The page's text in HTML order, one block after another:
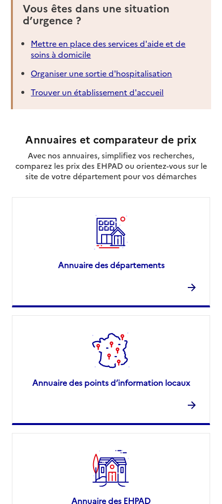
Vous êtes dans une situation
d’urgence ?
Mettre en place des services d'aide et de
soins à domicile
Organiser une sortie d'hospitalisation
Trouver un établissement d'accueil
Annuaires et comparateur de prix
Avec nos annuaires, simplifiez vos recherches,
comparez les prix des EHPAD ou orientez-vous sur le
site de votre département pour vos démarches
Annuaire des départements
Annuaire des points d’information locaux
Annuaire des EHPAD